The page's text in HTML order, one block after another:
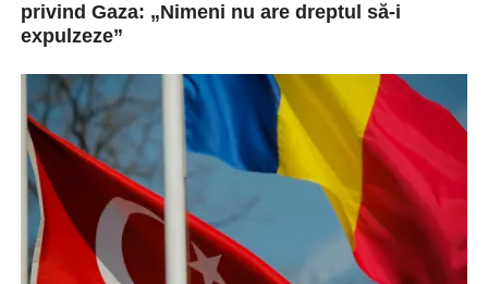
privind Gaza: „Nimeni nu are dreptul să-i
expulzeze”
respins categoric planul propus de Donald
Trump privind expulzarea palestinienilor...